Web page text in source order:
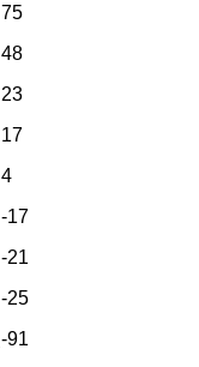
75
48
23
17
4
-17
-21
-25
-91